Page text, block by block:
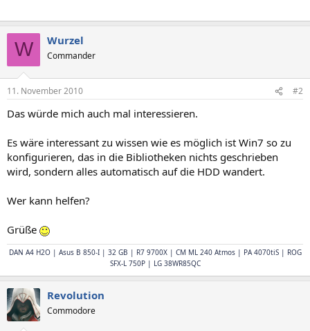
W Wurzel
Commander
11. November 2010 #2
Das würde mich auch mal interessieren.
Es wäre interessant zu wissen wie es möglich ist Win7 so zu
konfigurieren, das in die Bibliotheken nichts geschrieben
wird, sondern alles automatisch auf die HDD wandert.
Wer kann helfen?
Grüße
DAN A4 H2O | Asus B 850-I | 32 GB | R7 9700X | CM ML 240 Atmos | PA 4070tiS | ROG
SFX-L 750P | LG 38WR85QC
Revolution
Commodore